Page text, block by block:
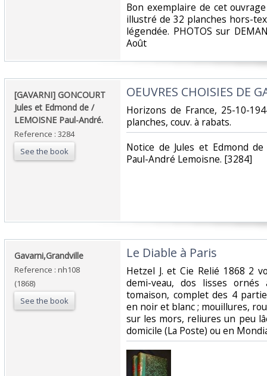
‎Bon exemplaire de cet
illustré de 32 planches hors-
légendée. PHOTOS sur
Août‎
‎[GAVARNI] GONCOURT
Jules et Edmond de /
LEMOISNE Paul-André.‎
Reference : 3284
See the book
‎OEUVRES CHOISIES DE
‎Horizons de France, 25-10-
planches, couv. à rabats.‎
‎Notice de Jules et Edmond
Paul-André Lemoisne. [3284]‎
‎Gavarni,Grandville‎
Reference : nh108
(1868)
See the book
‎Le Diable à Paris‎
‎Hetzel J. et Cie Relié 1868 2
demi-veau, dos lisses
tomaison, complet des 4
en noir et blanc ; mouillures,
sur les mors, reliures un peu
domicile (La Poste) ou en